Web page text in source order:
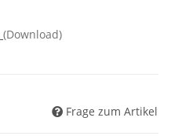
(Download)
Frage zum Artikel